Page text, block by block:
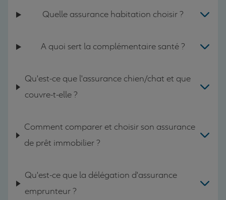
Quelle assurance habitation choisir ?
A quoi sert la complémentaire santé ?
Qu'est-ce que l'assurance chien/chat et que
couvre-t-elle ?
Comment comparer et choisir son assurance
de prêt immobilier ?
Qu'est-ce que la délégation d'assurance
emprunteur ?